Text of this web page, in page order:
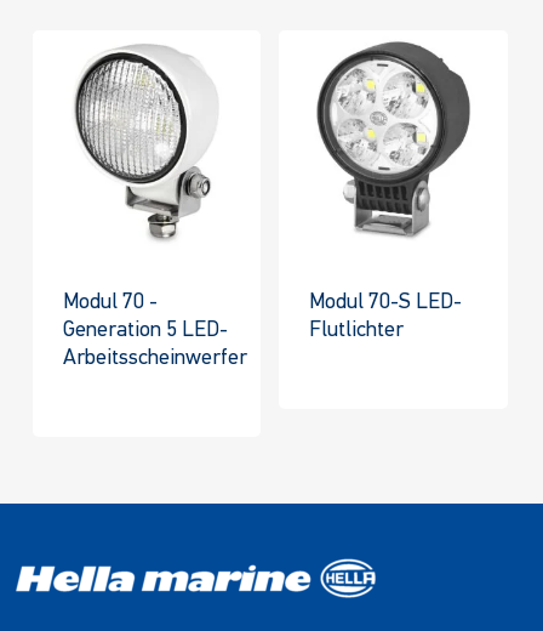
Modul 70 -
Generation 5 LED-
Arbeitsscheinwerfer
Modul 70-S LED-
Flutlichter